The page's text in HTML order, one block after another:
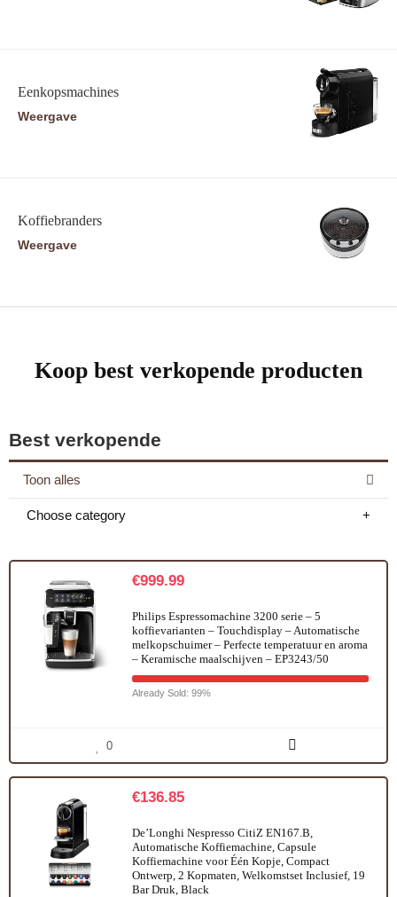
Eenkopsmachines
Weergave
Koffiebranders
Weergave
Koop best verkopende producten
Best verkopende
Toon alles
Choose category
€999.99
Philips Espressomachine 3200 serie – 5
koffievarianten – Touchdisplay – Automatische
melkopschuimer – Perfecte temperatuur en aroma
– Keramische maalschijven – EP3243/50
Already Sold: 99%
0
€136.85
De’Longhi Nespresso CitiZ EN167.B,
Automatische Koffiemachine, Capsule
Koffiemachine voor Één Kopje, Compact
Ontwerp, 2 Kopmaten, Welkomstset Inclusief, 19
Bar Druk, Black